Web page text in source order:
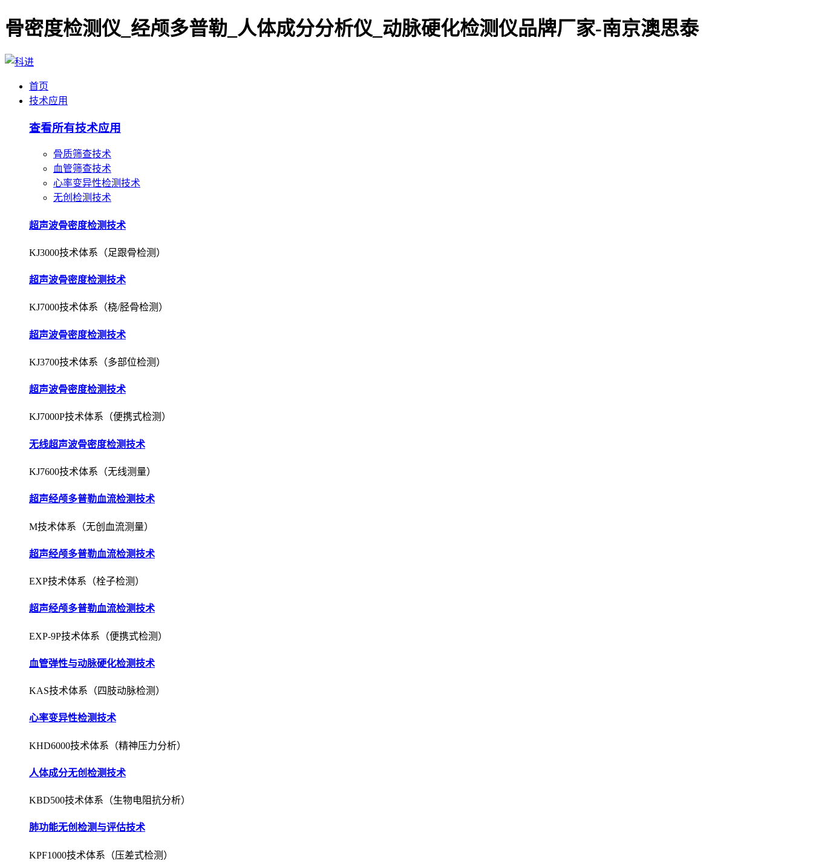
首页
骨质筛查技术
心率变异性检测技术
超声波骨密度检测技术
KJ3000技术体系（足跟骨检测）
超声波骨密度检测技术
KJ7000技术体系（桡/胫骨检测）
超声波骨密度检测技术
KJ3700技术体系（多部位检测）
超声波骨密度检测技术
KJ7000P技术体系（便携式检测）
无线超声波骨密度检测技术
KJ7600技术体系（无线测量）
超声经颅多普勒血流检测技术
M技术体系（无创血流测量）
超声经颅多普勒血流检测技术
EXP技术体系（栓子检测）
超声经颅多普勒血流检测技术
EXP-9P技术体系（便携式检测）
血管弹性与动脉硬化检测技术
KAS技术体系（四肢动脉检测）
心率变异性检测技术
KHD6000技术体系（精神压力分析）
人体成分无创检测技术
KBD500技术体系（生物电阻抗分析）
肺功能无创检测与评估技术
KPF1000技术体系（压差式检测）
解决方案
探索所有解决方案